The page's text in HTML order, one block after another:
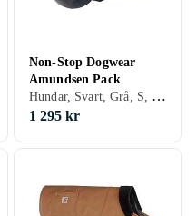
Non-Stop Dogwear
Amundsen Pack
Hundar, Svart, Grå, S, M, L, XL, XS
1 295 kr